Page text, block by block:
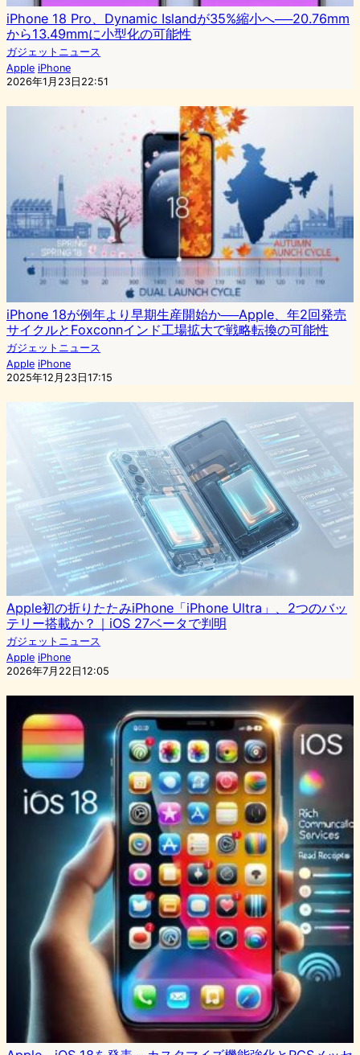
iPhone 18 Pro、Dynamic Islandが35%縮小へ──20.76mm
から13.49mmに小型化の可能性
ガジェットニュース
Apple iPhone
2026年1月23日22:51
iPhone 18が例年より早期生産開始か──Apple、年2回発売
サイクルとFoxconnインド工場拡大で戦略転換の可能性
ガジェットニュース
Apple iPhone
2025年12月23日17:15
Apple初の折りたたみiPhone「iPhone Ultra」、2つのバッ
テリー搭載か？｜iOS 27ベータで判明
ガジェットニュース
Apple iPhone
2026年7月22日12:05